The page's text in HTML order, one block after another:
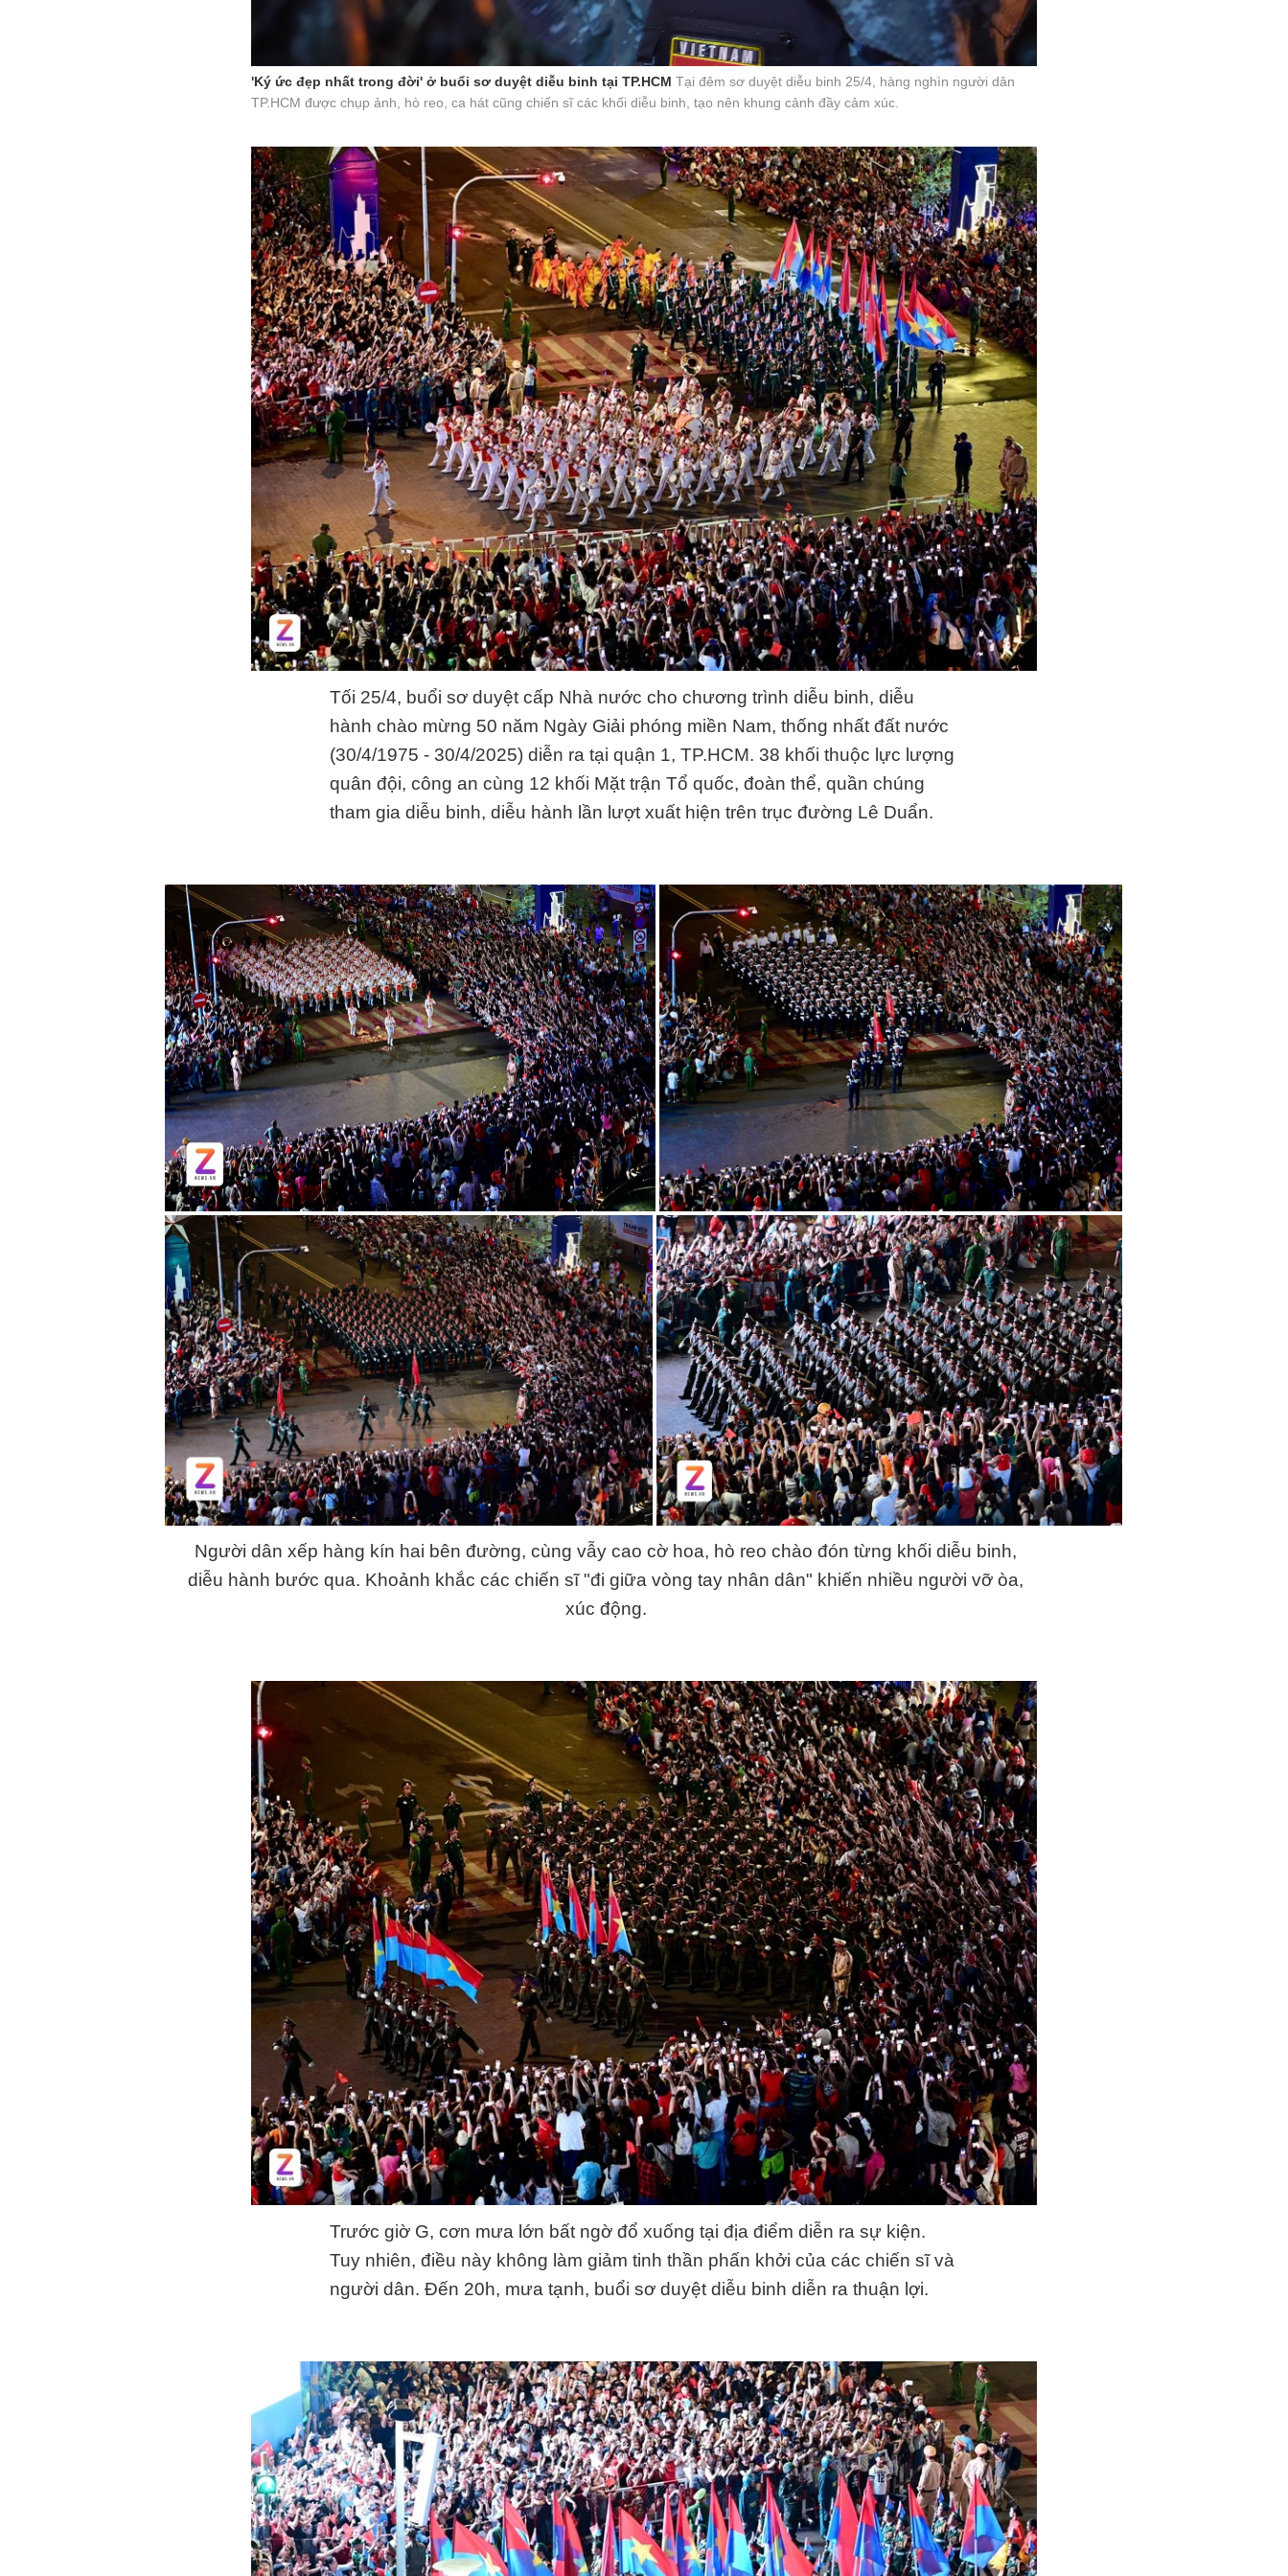
'Ký ức đẹp nhất trong đời' ở buổi sơ duyệt diễu binh tại TP.HCM Tại đêm sơ duyệt diễu binh 25/4, hàng nghìn người dân
TP.HCM được chụp ảnh, hò reo, ca hát cũng chiến sĩ các khối diễu binh, tạo nên khung cảnh đầy cảm xúc.
Tối 25/4, buổi sơ duyệt cấp Nhà nước cho chương trình diễu binh, diễu
hành chào mừng 50 năm Ngày Giải phóng miền Nam, thống nhất đất nước
(30/4/1975 - 30/4/2025) diễn ra tại quận 1, TP.HCM. 38 khối thuộc lực lượng
quân đội, công an cùng 12 khối Mặt trận Tổ quốc, đoàn thể, quần chúng
tham gia diễu binh, diễu hành lần lượt xuất hiện trên trục đường Lê Duẩn.
Người dân xếp hàng kín hai bên đường, cùng vẫy cao cờ hoa, hò reo chào đón từng khối diễu binh,
diễu hành bước qua. Khoảnh khắc các chiến sĩ "đi giữa vòng tay nhân dân" khiến nhiều người vỡ òa,
xúc động.
Trước giờ G, cơn mưa lớn bất ngờ đổ xuống tại địa điểm diễn ra sự kiện.
Tuy nhiên, điều này không làm giảm tinh thần phấn khởi của các chiến sĩ và
người dân. Đến 20h, mưa tạnh, buổi sơ duyệt diễu binh diễn ra thuận lợi.